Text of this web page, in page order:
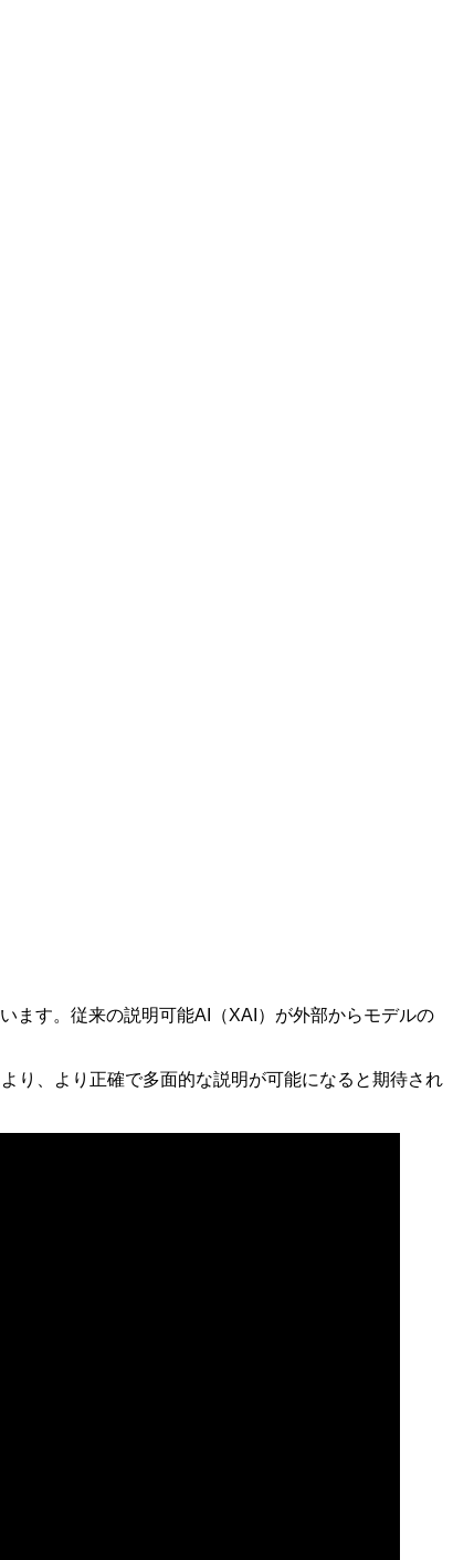
ます。従来の説明可能AI（XAI）が外部からモデルの
り、より正確で多面的な説明が可能になると期待され